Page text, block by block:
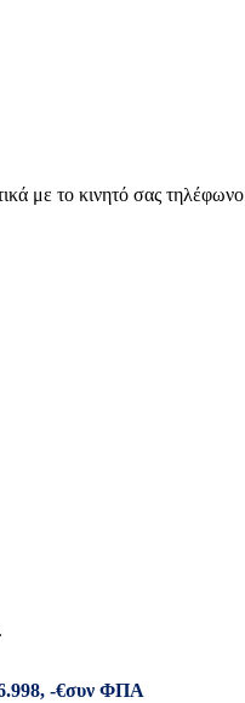
με το κινητό σας τηλέφωνο
.
, -€συν ΦΠΑ